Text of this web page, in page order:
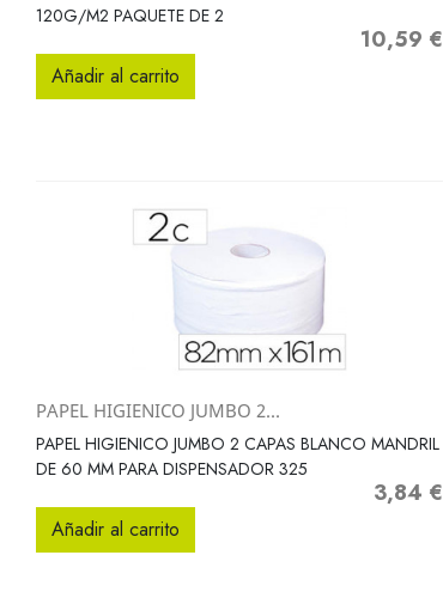
120G/M2 PAQUETE DE 2
Precio
10,59 €
Añadir al carrito
Vista rápida
PAPEL HIGIENICO JUMBO 2...
PAPEL HIGIENICO JUMBO 2 CAPAS BLANCO MANDRIL
DE 60 MM PARA DISPENSADOR 325
Precio
3,84 €
Añadir al carrito